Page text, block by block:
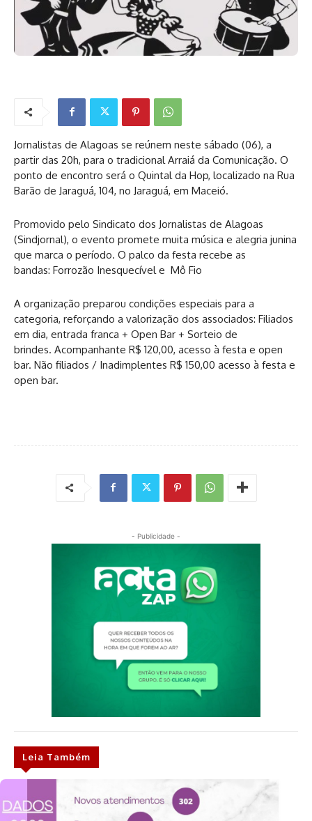
Jornalistas de Alagoas se reúnem neste sábado (06), a
partir das 20h, para o tradicional Arraiá da Comunicação. O
ponto de encontro será o Quintal da Hop, localizado na Rua
Barão de Jaraguá, 104, no Jaraguá, em Maceió.
Promovido pelo Sindicato dos Jornalistas de Alagoas
(Sindjornal), o evento promete muita música e alegria junina
que marca o período. O palco da festa recebe as
bandas: Forrozão Inesquecível e Mô Fio
A organização preparou condições especiais para a
categoria, reforçando a valorização dos associados: Filiados
em dia, entrada franca + Open Bar + Sorteio de
brindes. Acompanhante R$ 120,00, acesso à festa e open
bar. Não filiados / Inadimplentes R$ 150,00 acesso à festa e
open bar.
- Publicidade -
Leia Também